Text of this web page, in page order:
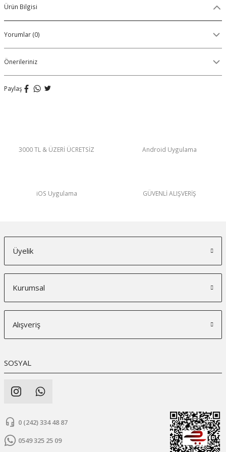
Ürün Bilgisi
Yorumlar (0)
Önerileriniz
Paylaş
3000 TL & ÜZERİ ÜCRETSİZ Android Uygulama
iOS Uygulama GÜVENLİ ALIŞVERİŞ
Üyelik
Kurumsal
Alışveriş
SOSYAL
0 (242) 334 48 87
0549 325 25 09